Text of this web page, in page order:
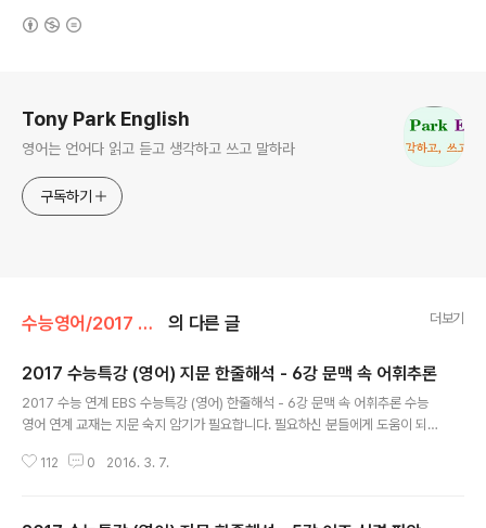
Tony Park English
영어는 언어다 읽고 듣고 생각하고 쓰고 말하라
구독하기
수능영어/2017 수능특강 영어 의 다른 글 더보기
2017 수능특강 (영어) 지문 한줄해석 - 6강 문맥 속 어휘추론
2017 수능 연계 EBS 수능특강 (영어) 한줄해석 - 6강 문맥 속 어휘추론 수능
영어 연계 교재는 지문 숙지 암기가 필요합니다. 필요하신 분들에게 도움이 되
올리겠습니다
112 0 2016. 3. 7.